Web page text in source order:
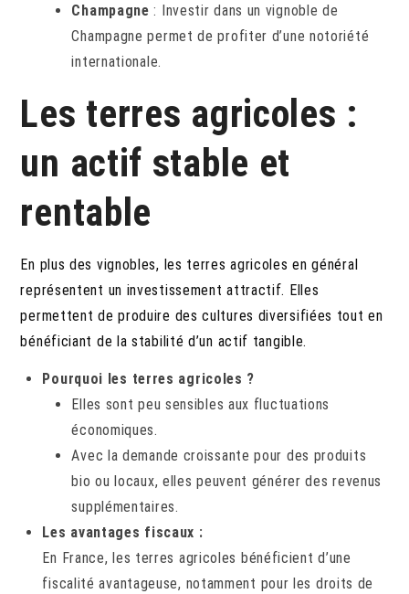
Champagne : Investir dans un vignoble de
Champagne permet de profiter d’une notoriété
internationale.
Les terres agricoles :
un actif stable et
rentable
En plus des vignobles, les terres agricoles en général
représentent un investissement attractif. Elles
permettent de produire des cultures diversifiées tout en
bénéficiant de la stabilité d’un actif tangible.
Pourquoi les terres agricoles ?
Elles sont peu sensibles aux fluctuations
économiques.
Avec la demande croissante pour des produits
bio ou locaux, elles peuvent générer des revenus
supplémentaires.
Les avantages fiscaux :
En France, les terres agricoles bénéficient d’une
fiscalité avantageuse, notamment pour les droits de